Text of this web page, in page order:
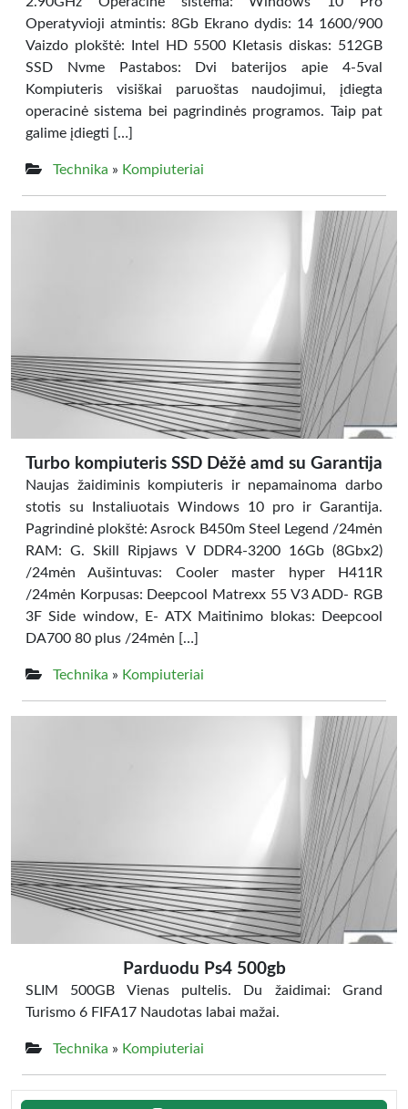
Operatyvioji atmintis: 8Gb Ekrano dydis: 14 1600/900
Vaizdo plokštė: Intel HD 5500 KIetasis diskas: 512GB
SSD Nvme Pastabos: Dvi baterijos apie 4-5val
Kompiuteris visiškai paruoštas naudojimui, įdiegta
operacinė sistema bei pagrindinės programos. Taip pat
galime įdiegti […]
Technika » Kompiuteriai
Turbo kompiuteris SSD Dėžė amd su Garantija
Naujas žaidiminis kompiuteris ir nepamainoma darbo
stotis su Instaliuotais Windows 10 pro ir Garantija.
Pagrindinė plokštė: Asrock B450m Steel Legend /24mėn
RAM: G. Skill Ripjaws V DDR4-3200 16Gb (8Gbx2)
/24mėn Aušintuvas: Cooler master hyper H411R
/24mėn Korpusas: Deepcool Matrexx 55 V3 ADD- RGB
3F Side window, E- ATX Maitinimo blokas: Deepcool
DA700 80 plus /24mėn […]
Technika » Kompiuteriai
Parduodu Ps4 500gb
SLIM 500GB Vienas pultelis. Du žaidimai: Grand
Turismo 6 FIFA17 Naudotas labai mažai.
Technika » Kompiuteriai